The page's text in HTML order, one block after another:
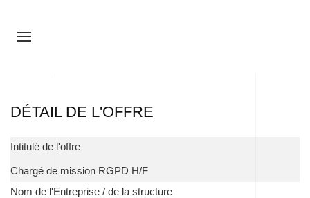
DÉTAIL DE L'OFFRE
Intitulé de l'offre
Chargé de mission RGPD H/F
Nom de l'Entreprise / de la structure